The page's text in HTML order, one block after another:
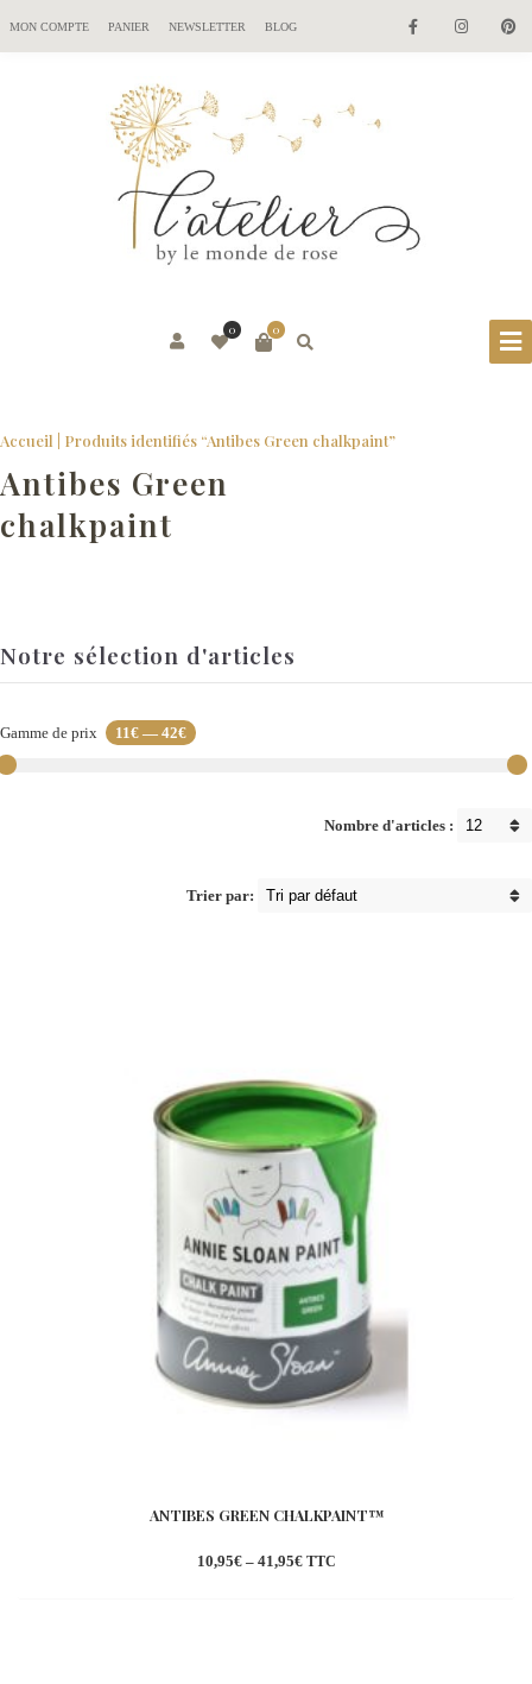
MON COMPTE PANIER NEWSLETTER BLOG
0
0
Accueil | Produits identifiés “Antibes Green chalkpaint”
Antibes Green
chalkpaint
Notre sélection d'articles
Gamme de prix 11€ — 42€
Nombre d'articles :
Trier par:
ANTIBES GREEN CHALKPAINT™
10,95€– 41,95€ TTC